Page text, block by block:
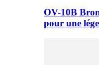
OV-10B
pour une